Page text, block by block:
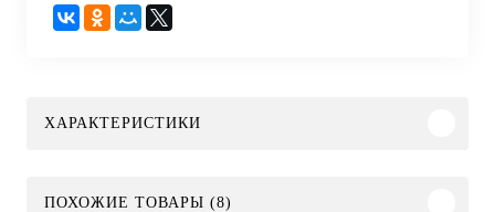
ХАРАКТЕРИСТИКИ
ПОХОЖИЕ ТОВАРЫ (8)